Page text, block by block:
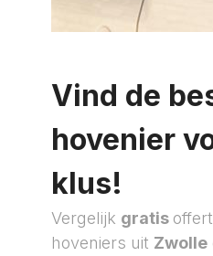
Vind de
hovenier
klus!
Vergelijk gratis
hoveniers uit Zwolle